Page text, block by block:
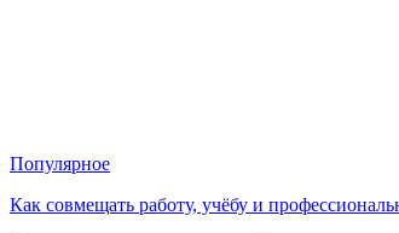
Популярное
Как совмещать работу, учёбу и